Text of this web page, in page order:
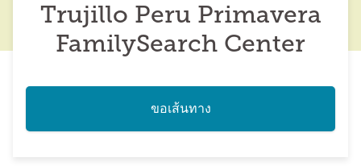
Trujillo Peru Primavera
FamilySearch Center
ขอเส้นทาง